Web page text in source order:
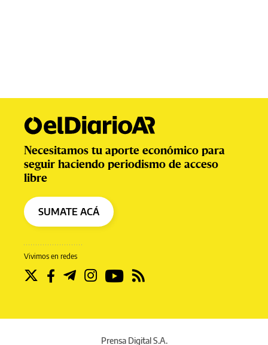
Vivimos en redes
Necesitamos tu aporte económico para
seguir haciendo periodismo de acceso
libre
SUMATE ACÁ
Prensa Digital S.A.